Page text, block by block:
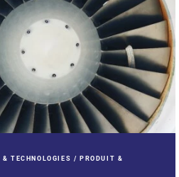
TECHNOLOGIES / PRODUIT &